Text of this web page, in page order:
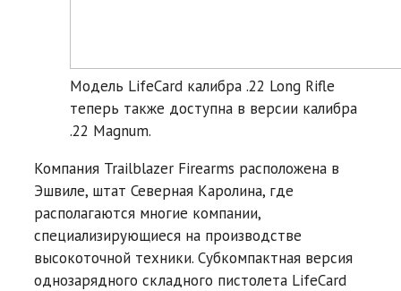
Модель LifeCard калибра .22 Long Rifle
теперь также доступна в версии калибра
.22 Magnum.
Компания Trailblazer Firearms расположена в
Эшвиле, штат Северная Каролина, где
располагаются многие компании,
специализирующиеся на производстве
высокоточной техники. Субкомпактная версия
однозарядного складного пистолета LifeCard